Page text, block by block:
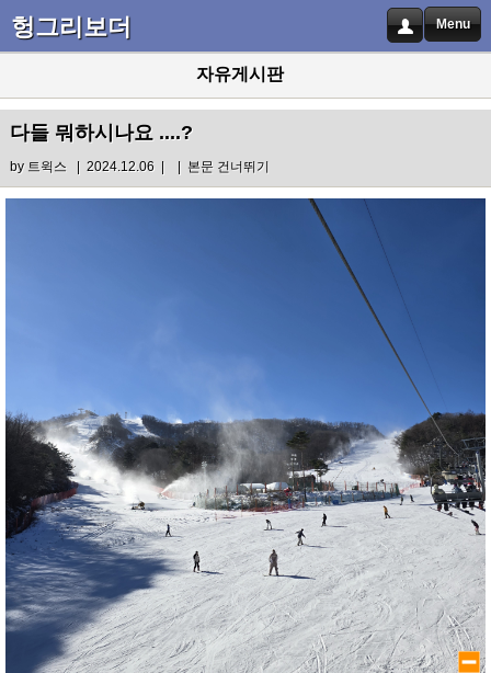
헝그리보더 Menu
자유게시판
다들 뭐하시나요 ....?
by 트윅스| 2024.12.06 | | 본문 건너뛰기